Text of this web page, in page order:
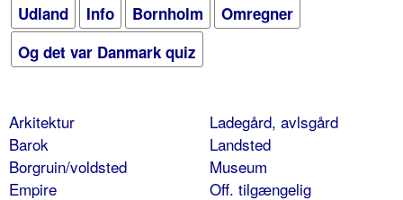
Udland
Info Bornholm
Omregner
Og det var Danmark quiz
Arkitektur
Barok
Borgruin/voldsted
Empire
Ladegård, avlsgård
Landsted
Museum
Off. tilgængelig